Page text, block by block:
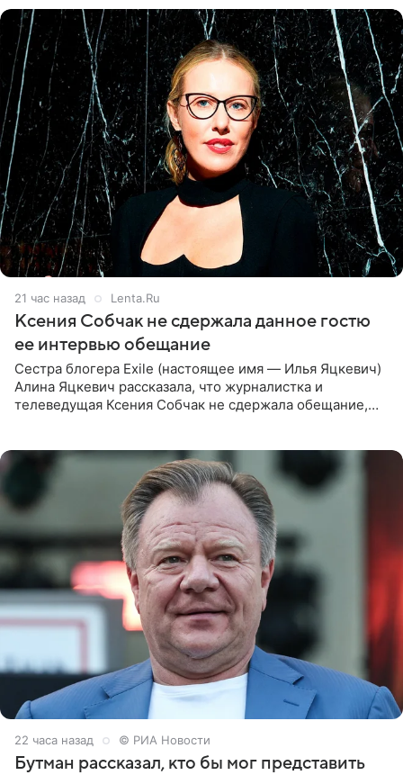
21 час назад Lenta.Ru
Ксения Собчак не сдержала данное гостю
ее интервью обещание
Сестра блогера Exile (настоящее имя — Илья Яцкевич)
Алина Яцкевич рассказала, что журналистка и
телеведущая Ксения Собчак не сдержала обещание,
22 часа назад © РИА Новости
Бутман рассказал, кто бы мог представить